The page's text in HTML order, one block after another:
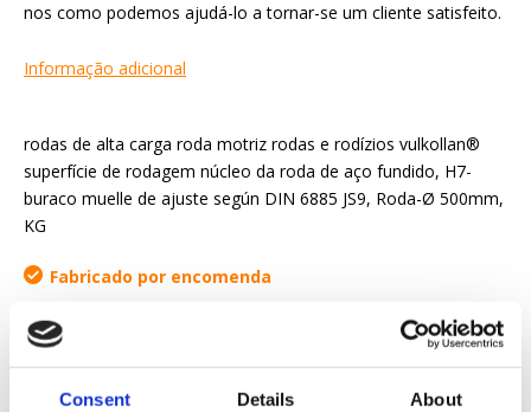
Consent Details About
nos como podemos ajudá-lo a tornar-se um cliente satisfeito.
Informação adicional
rodas de alta carga roda motriz rodas e rodízios vulkollan®
superfície de rodagem núcleo da roda de aço fundido, H7-
buraco muelle de ajuste según DIN 6885 JS9, Roda-Ø 500mm,
KG
Fabricado por encomenda